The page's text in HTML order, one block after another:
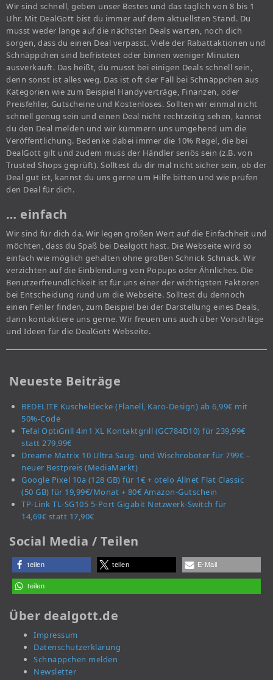
Wir sind schnell, geben unser Bestes und das täglich von 8 bis 1
Uhr. Mit DealGott bist du immer auf dem aktuellsten Stand. Du
musst weder lange auf die nächsten Deals warten, noch dich
sorgen, dass du einen Deal verpasst. Viele der Rabattaktionen und
Schnäppchen sind befristetet oder binnen weniger Minuten
ausverkauft. Das heißt, du musst bei einigen Deals schnell sein,
denn sonst ist alles weg. Das ist oft der Fall bei Schnäppchen aus
Kategorien wie zum Beispiel Handyverträge, Finanzen, oder
Preisfehler, Gutscheine und Kostenloses. Sollten wir einmal nicht
schnell genug sein und einen Deal nicht rechtzeitig sehen, kannst
du den Deal melden und wir kümmern uns umgehend um die
Veröffentlichung. Bedenke dabei immer die 10% Regel, die bei
DealGott gilt und zudem muss der Händler seriös sein (z.B. von
Trusted Shops geprüft). Solltest du dir mal nicht sicher sein, ob der
Deal gut ist, kannst du uns gerne um Hilfe bitten und wie prüfen
den Deal für dich.
… einfach
Wir sind für dich da. Wir legen großen Wert auf die Einfachheit und
möchten, dass du Spaß bei Dealgott hast. Die Webseite wird so
einfach wie möglich gehalten ohne großen Schnick Schnack. Wir
verzichten auf die Einblendung von Popups oder Ähnliches. Die
Benutzerfreundlichkeit ist für uns einer der wichtigsten Faktoren
bei Entscheidung rund um die Webseite. Solltest du dennoch
einen Fehler finden, zum Beispiel bei der Darstellung eines Deals,
dann kontaktiere uns gerne. Wir freuen uns auch über Vorschläge
und Ideen für die DealGott Webseite.
Neueste Beiträge
BEDELITE Kuscheldecke (Flanell, Karo-Design) ab 6,99€ mit
50%-Code
Tefal OptiGrill 4in1 XL Kontaktgrill (GC784D10) für 239,99€
statt 279,99€
Dreame Matrix 10 Ultra Saug- und Wischroboter für 799€ –
neuer Bestpreis (MediaMarkt)
Google Pixel 10a (128 GB) für 1€ + otelo Allnet Flat Classic
(50 GB) für 19,99€/Monat + 80€ Amazon-Gutschein
TP-Link TL-SG105 5-Port Gigabit Netzwerk-Switch für
14,69€ statt 17,90€
Social Media / Teilen
teilen teilen E-Mail
teilen
Über dealgott.de
Impressum
Datenschutzerklärung
Schnäppchen melden
Newsletter